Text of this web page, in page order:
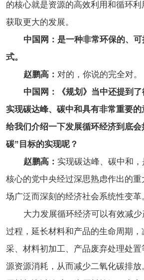
的核心就是资源的高效利用和循环
获取更大的发展。
中国网：是一种非常环保的、
式。
赵鹏高： 对的，你说的完全对。
中国网：《规划》当中还提到
实现碳达峰、碳中和具有非常重要
给我们介绍一下发展循环经济到底
碳”目标的实现呢？
赵鹏高： 实现碳达峰、碳中和
核心的党中央经过深思熟虑作出的
场广泛而深刻的经济社会系统性变革
大力发展循环经济可以有效减少
过程，延长材料和产品的生命周期
采、材料初加工、产品废弃处理处
源资源消耗，从而减少二氧化碳排